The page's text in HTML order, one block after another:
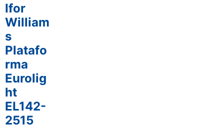
Ifor
William
s
Platafo
rma
Eurolig
ht
EL142-
2515